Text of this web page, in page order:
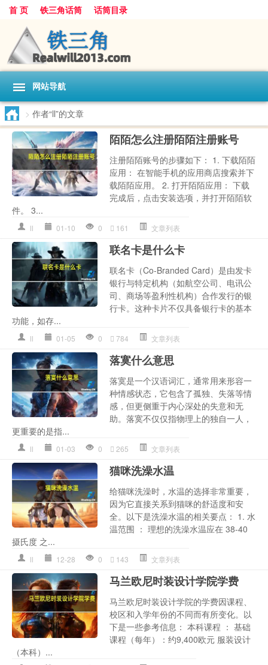
首 页 铁三角话筒 话筒目录
网站导航
> 作者“ll”的文章
陌陌怎么注册陌陌注册账号
注册陌陌账号的步骤如下： 1. 下载陌陌
应用： 在智能手机的应用商店搜索并下
载陌陌应用。 2. 打开陌陌应用： 下载
完成后，点击安装选项，并打开陌陌软
件。 3...
ll 01-10 0 161 文章列表
联名卡是什么卡
联名卡（Co-Branded Card）是由发卡
银行与特定机构（如航空公司、电讯公
司、商场等盈利性机构）合作发行的银
行卡。这种卡片不仅具备银行卡的基本
功能，如存...
ll 01-05 0 784 文章列表
落寞什么意思
落寞是一个汉语词汇，通常用来形容一
种情感状态，它包含了孤独、失落等情
感，但更侧重于内心深处的失意和无
助。落寞不仅仅指物理上的独自一人，
更重要的是指...
ll 01-03 0 265 文章列表
猫咪洗澡水温
给猫咪洗澡时，水温的选择非常重要，
因为它直接关系到猫咪的舒适度和安
全。以下是洗澡水温的相关要点： 1. 水
温范围 ： 理想的洗澡水温应在 38-40
摄氏度 之...
ll 12-28 0 143 文章列表
马兰欧尼时装设计学院学费
马兰欧尼时装设计学院的学费因课程、
校区和入学年份的不同而有所变化。以
下是一些参考信息： 本科课程 ： 基础
课程（每年）：约9,400欧元 服装设计
（本科）...